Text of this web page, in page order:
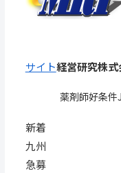
サイト経営研究株式
薬剤師好条件
新着
九州
急募